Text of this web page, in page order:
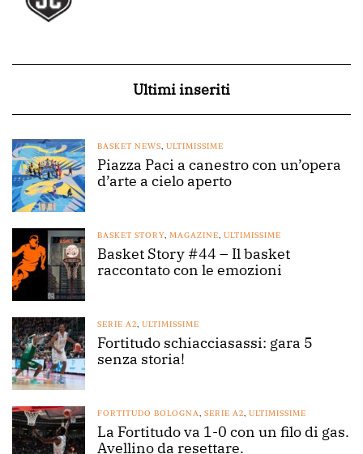
Ultimi inseriti
BASKET NEWS ULTIMISSIME
Piazza Paci a canestro con un’opera
d’arte a cielo aperto
BASKET STORY MAGAZINE ULTIMISSIME
Basket Story #44 – Il basket
raccontato con le emozioni
SERIE A2 ULTIMISSIME
Fortitudo schiacciasassi: gara 5
senza storia!
FORTITUDO BOLOGNA SERIE A2 ULTIMISSIME
La Fortitudo va 1-0 con un filo di gas.
Avellino da resettare.